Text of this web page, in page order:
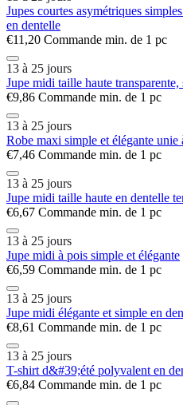
Jupes courtes asymétriques
en dentelle
€11,20 Commande min. de 1 pc
13 à 25 jours
Jupe midi taille haute
€9,86 Commande min. de 1 pc
13 à 25 jours
Robe maxi simple et élégante unie
€7,46 Commande min. de 1 pc
13 à 25 jours
Jupe midi taille haute en dentelle
€6,67 Commande min. de 1 pc
13 à 25 jours
Jupe midi à pois simple et élégante
€6,59 Commande min. de 1 pc
13 à 25 jours
Jupe midi élégante et simple en
€8,61 Commande min. de 1 pc
13 à 25 jours
T-shirt d&#39;été polyvalent en
€6,84 Commande min. de 1 pc